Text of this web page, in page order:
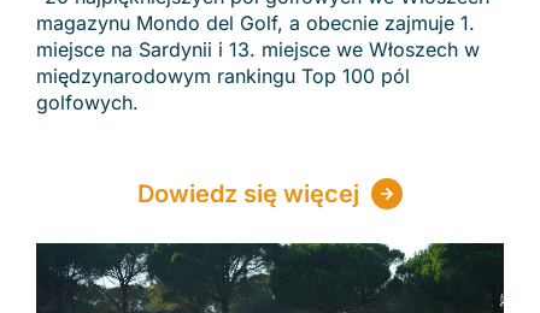
magazynu Mondo del Golf, a obecnie zajmuje 1.
miejsce na Sardynii i 13. miejsce we Włoszech w
międzynarodowym rankingu Top 100 pól
golfowych.
Dowiedz się więcej